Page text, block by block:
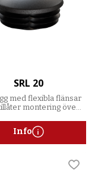
SRL 20
med flexibla flänsar
montering över
Info